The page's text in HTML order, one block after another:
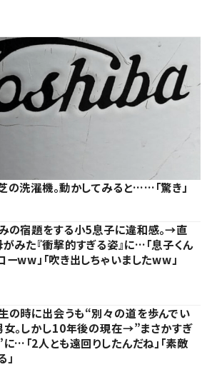
洗濯機。動かしてみると……「驚き」
の宿題をする小5息子に違和感。→直
がみた『衝撃的すぎる姿』に…「息子くん
ーww」「吹き出しちゃいましたww」
の時に出会うも“別々の道を歩んでい
女。しかし10年後の現在→”まさかすぎ
…「2人とも遠回りしたんだね」「素敵
」